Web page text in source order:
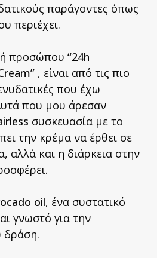
παράγοντες όπως
περιέχει.
προσώπου “24h
”, είναι από τις πιο
που έχω
που μου άρεσαν
συσκευασία με το
την κρέμα να έρθει σε
αλλά και η διάρκεια στην
oil, ένα συστατικό
γνωστό για την
δράση.